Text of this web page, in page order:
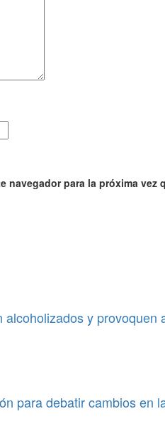
navegador para la próxima vez
y
para debatir cambios en